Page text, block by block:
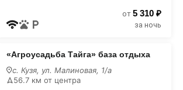
от 5 310 ₽
за ночь
«Агроусадьба Тайга» база отдыха
с. Кузя, ул. Малиновая, 1/а
56.7 км от центра